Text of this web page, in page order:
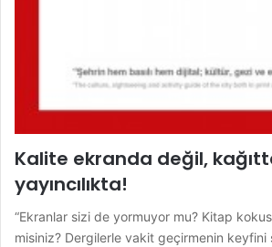
Kalite ekranda değil,
yayıncılıkta!
“Ekranlar sizi de yormuyor mu? Kitap
misiniz? Dergilerle vakit geçirmenin keyfini